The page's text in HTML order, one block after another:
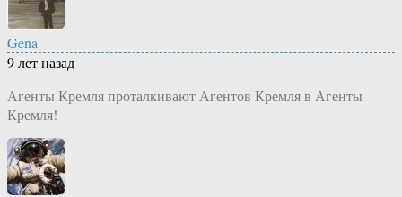
Gena
9 лет назад
Агенты Кремля проталкивают Агентов Кремля в Агенты
Кремля!